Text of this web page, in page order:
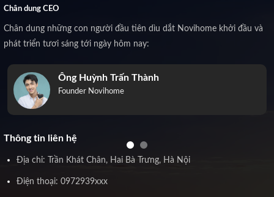
Chân dung CEO
Chân dung những con người đầu tiên dìu dắt Novihome khởi đầu và
phát triển tươi sáng tới ngày hôm nay:
Ông Huỳnh Trấn Thành
Founder Novihome
Thông tin liên hệ
Địa chỉ: Trần Khát Chân, Hai Bà Trưng, Hà Nội
Điện thoại: 0972939xxx